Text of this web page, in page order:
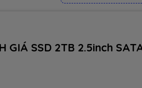
GIÁ SSD 2TB 2.5inch